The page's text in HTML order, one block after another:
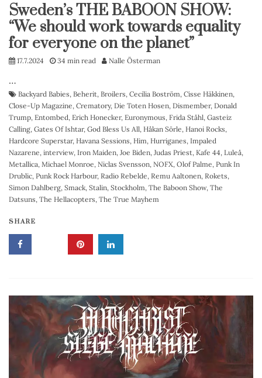
Sweden’s THE BABOON SHOW:
“We should work towards equality
for everyone on the planet”
17.7.2024 34 min read Nalle Österman
…
Backyard Babies, Beherit, Broilers, Cecilia Boström, Cisse Häkkinen,
Close-Up Magazine, Crematory, Die Toten Hosen, Dismember, Donald
Trump, Entombed, Erich Honecker, Euronymous, Frida Ståhl, Gasteiz
Calling, Gates Of Ishtar, God Bless Us All, Håkan Sörle, Hanoi Rocks,
Hardcore Superstar, Havana Sessions, Him, Hurriganes, Impaled
Nazarene, interview, Iron Maiden, Joe Biden, Judas Priest, Kafe 44, Luleå,
Metallica, Michael Monroe, Niclas Svensson, NOFX, Olof Palme, Punk In
Drublic, Punk Rock Harbour, Radio Rebelde, Remu Aaltonen, Rokets,
Simon Dahlberg, Smack, Stalin, Stockholm, The Baboon Show, The
Datsuns, The Hellacopters, The True Mayhem
SHARE